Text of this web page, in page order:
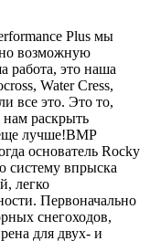
Plus мы
возможную
работа, это наша
Water Cress,
все это. Это то,
раскрыть
лучше!BMP
основатель Rocky
систему впрыска
легко
Первоначально
снегоходов,
для двух- и